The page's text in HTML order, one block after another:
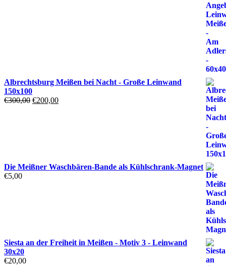
Albrechtsburg Meißen bei Nacht - Große Leinwand
150x100
€300,00 Ursprünglicher
€200,00Aktueller
Die Meißner Waschbären-Bande als Kühlschrank-Magnet
€5,00
Siesta an der Freiheit in Meißen - Motiv 3 - Leinwand
30x20
€20,00